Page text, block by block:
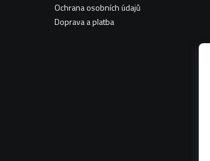
Ochrana osobních údajů
Doprava a platba